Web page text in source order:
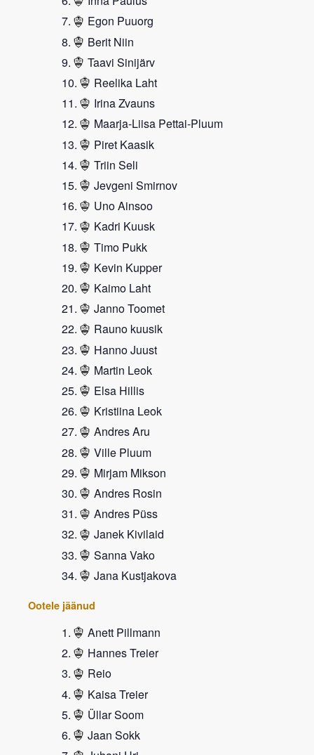
Egon Puuorg
Berit Niin
Taavi Sinijärv
Reelika Laht
Irina Zvauns
Maarja-Liisa Pettai-Pluum
Piret Kaasik
Triin Seli
Jevgeni Smirnov
Uno Ainsoo
Kadri Kuusk
Timo Pukk
Kevin Kupper
Kaimo Laht
Janno Toomet
Rauno kuusik
Hanno Juust
Martin Leok
Elsa Hillis
Kristiina Leok
Andres Aru
Ville Pluum
Mirjam Mikson
Andres Rosin
Andres Püss
Janek Kivilaid
Sanna Vako
Jana Kustjakova
Ootele jäänud
Anett Pillmann
Hannes Treier
Reio
Kaisa Treier
Üllar Soom
Jaan Sokk